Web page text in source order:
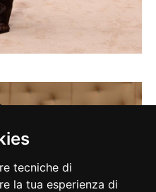
tecniche di
la tua esperienza di